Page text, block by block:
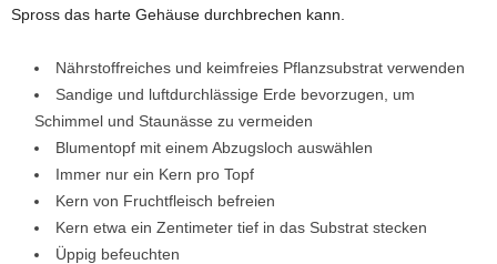
Spross das harte Gehäuse durchbrechen kann.
Nährstoffreiches und keimfreies Pflanzsubstrat verwenden
Sandige und luftdurchlässige Erde bevorzugen, um
Schimmel und Staunässe zu vermeiden
Blumentopf mit einem Abzugsloch auswählen
Immer nur ein Kern pro Topf
Kern von Fruchtfleisch befreien
Kern etwa ein Zentimeter tief in das Substrat stecken
Üppig befeuchten